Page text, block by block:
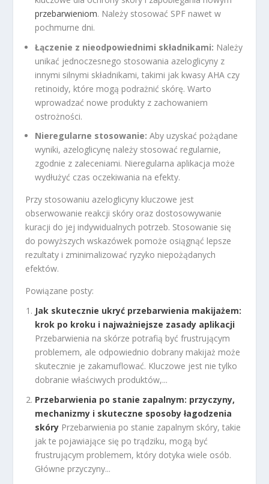
przebarwieniom. Należy stosować SPF nawet w
pochmurne dni.
Łączenie z nieodpowiednimi składnikami: Należy
unikać jednoczesnego stosowania azeloglicyny z
innymi silnymi składnikami, takimi jak kwasy AHA czy
retinoidy, które mogą podrażnić skórę. Warto
wprowadzać nowe produkty z zachowaniem
ostrożności.
Nieregularne stosowanie: Aby uzyskać pożądane
wyniki, azeloglicynę należy stosować regularnie,
zgodnie z zaleceniami. Nieregularna aplikacja może
wydłużyć czas oczekiwania na efekty.
Przy stosowaniu azeloglicyny kluczowe jest
obserwowanie reakcji skóry oraz dostosowywanie
kuracji do jej indywidualnych potrzeb. Stosowanie się
do powyższych wskazówek pomoże osiągnąć lepsze
rezultaty i zminimalizować ryzyko niepożądanych
efektów.
Powiązane posty:
Jak skutecznie ukryć przebarwienia makijażem:
krok po kroku i najważniejsze zasady aplikacji
Przebarwienia na skórze potrafią być frustrującym
problemem, ale odpowiednio dobrany makijaż może
skutecznie je zakamuflować. Kluczowe jest nie tylko
dobranie właściwych produktów,...
Przebarwienia po stanie zapalnym: przyczyny,
mechanizmy i skuteczne sposoby łagodzenia
skóry Przebarwienia po stanie zapalnym skóry, takie
jak te pojawiające się po trądziku, mogą być
frustrującym problemem, który dotyka wiele osób.
Główne przyczyny...